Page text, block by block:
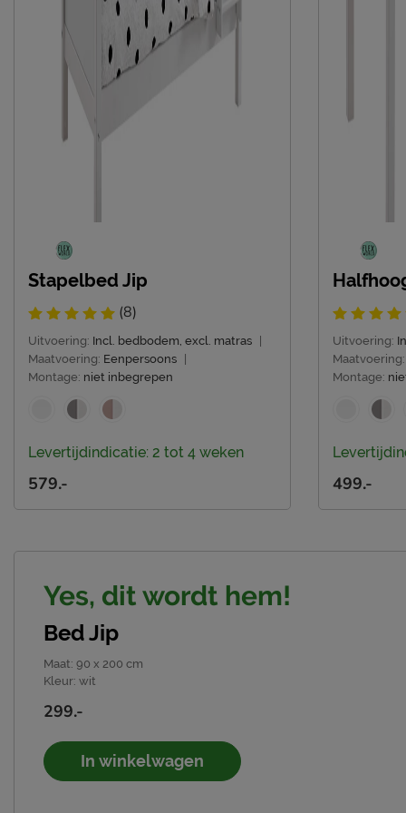
Stapelbed Jip
(8)
Uitvoering: Incl. bedbodem, excl. matras
Maatvoering: Eenpersoons
Montage: niet inbegrepen
Levertijdindicatie: 2 tot 4 weken
579.-
Uitvoering:
Maatvoering:
Montage:
499.-
Yes, dit wordt hem!
Bed Jip
Maat: 90 x 200 cm
Kleur: wit
299.-
In winkelwagen